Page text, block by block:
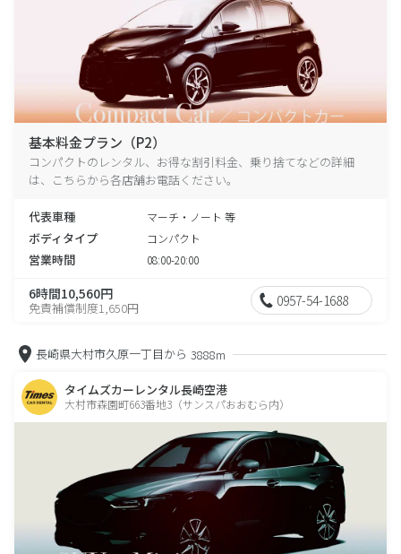
基本料金プラン（P2）
コンパクトのレンタル、お得な割引料金、乗り捨てなどの詳細
は、こちらから各店舗お電話ください。
代表車種 マーチ・ノート 等
ボディタイプ コンパクト
営業時間 08:00-20:00
6時間10,560円
免責補償制度1,650円 0957-54-1688
長崎県大村市久原一丁目から 3888m
タイムズカーレンタル長崎空港
大村市森園町663番地3（サンスパおおむら内）